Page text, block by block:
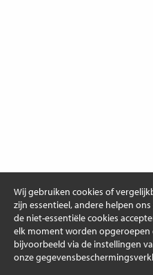
Wij gebruiken cookies of
zijn essentieel, andere helpen
de niet-essentiële cookies
elk moment worden opgeroepen
bijvoorbeeld via de instellingen
onze